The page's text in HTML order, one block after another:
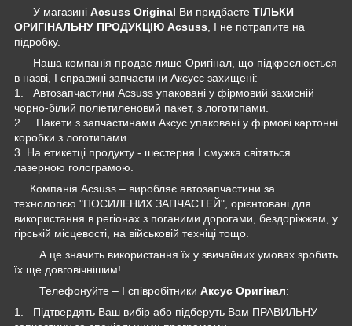
У магазині Acsuss Original Ви придбаєте ТІЛЬКИ
ОРИГІНАЛЬНУ ПРОДУКЦІЮ Acsuss , І не потрапите на
підробку.
Наша компанія продає лише Оригінал, що підкреслюється
в назві, І справжні запчастини Аксусс захищені:
1. Автозапчастини Acsuss упаковані у фірмовий захисній
чорно-білий поліетиленовий пакет, з логотипами.
2. Пакети з запчастинами Аксус упаковані у фірмові картонні
коробки з логотипами.
3. На етикетці продукту - шестерня І смужка світяться
лазерною голограмою.
Компанія Acsuss – виробляє автозапчастини за
технологією "ПОСИЛЕНИХ ЗАПЧАСТЕЙ", орієнтовані для
використання в регіонах з поганими дорогами, бездоріжжям, у
гірській місцевості, на військовій техніці тощо.
А це значить використання їх у звичайних умовах зробить
їх ще довговічнішим!
Телефонуйте – І співробітники Аксус Оригінал:
1. Підтвердять Ваш вибір або підберуть Вам ПРАВИЛЬНУ